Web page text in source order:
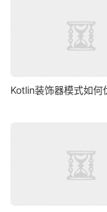
Kotlin装饰器模式如何